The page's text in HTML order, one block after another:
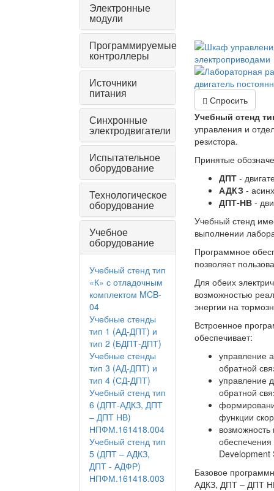
Электронные
модули
Программируемые
контроллеры
Источники
питания
Синхронные
электродвигатели
Испытательное
оборудование
Технологическое
оборудование
Учебное
оборудование
Учебный стенд тип
«К» с отладочным
комплектом MCB-
04
Учебные стенды
тип 1 (АД-ДПТ) и
тип 2 (БДПТ-ДПТ)
Учебные стенды
тип 3 (АД-ДПТ) и
тип 4 (СД-ДПТ)
Учебный стенд тип
6 (ДПТ-АДКЗ, ДПТ
– ДПТ НВ)
НПФМ.161418.004
Учебный стенд тип
5 (ДПТ – АДКЗ,
ДПТ - АДФР)
НПФМ.161418.003
Спросить
Учебный стенд
управления и
резистора.
Принятые
ДПТ -
АДКЗ -
ДПТ-НВ-
Учебный стенд
выполнении
Программное
позволяет
Для обеих
возможностью
энергии на
Встроенное
обеспечивает:
управление
обратной
управление
обратной
функции
обеспечения
Development
Базовое
АДКЗ, ДПТ – ДПТ